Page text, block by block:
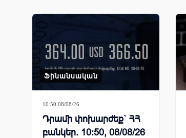
Ֆինանսական
10:50 08/08/26
Դրամի փոխարժեք` ՀՀ
բանկեր. 10:50, 08/08/26